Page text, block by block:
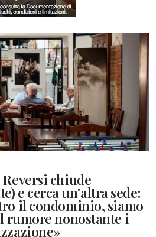
chiude
e cerca un'altra sede:
il condominio, siamo
rumore nonostante i